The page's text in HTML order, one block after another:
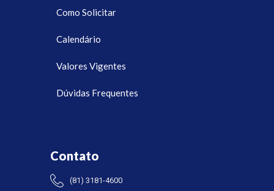
Como Solicitar
Calendário
Valores Vigentes
Dúvidas Frequentes
Contato
(81) 3181-4600